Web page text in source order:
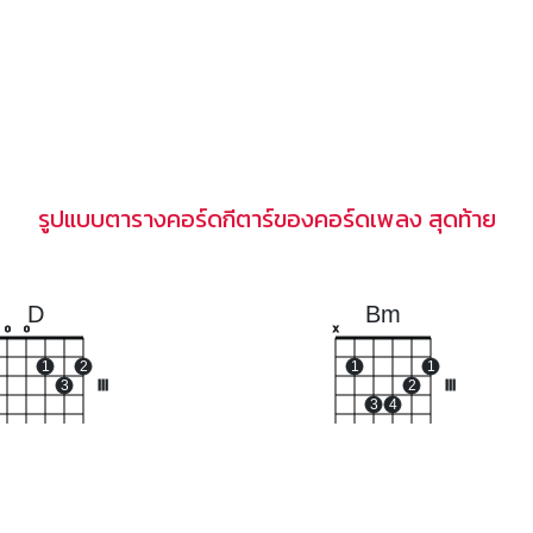
รูปแบบตารางคอร์ดกีตาร์ของคอร์ดเพลง สุดท้าย
D
o o
1
3
2
Bm
x
1
3 4
2
1